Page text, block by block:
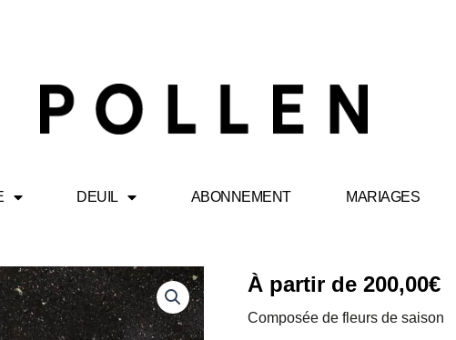
DEUIL ABONNEMENT MARIAGES
À partir de 200,00€
Composée de fleurs de saison
quantité
de
Couronne
Crème